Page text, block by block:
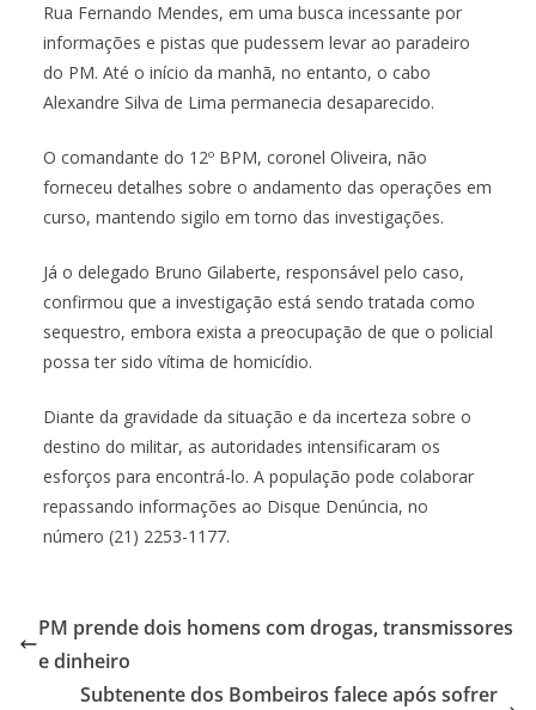
Rua Fernando Mendes, em uma busca incessante por
informações e pistas que pudessem levar ao paradeiro
do PM. Até o início da manhã, no entanto, o cabo
Alexandre Silva de Lima permanecia desaparecido.
O comandante do 12º BPM, coronel Oliveira, não
forneceu detalhes sobre o andamento das operações em
curso, mantendo sigilo em torno das investigações.
Já o delegado Bruno Gilaberte, responsável pelo caso,
confirmou que a investigação está sendo tratada como
sequestro, embora exista a preocupação de que o policial
possa ter sido vítima de homicídio.
Diante da gravidade da situação e da incerteza sobre o
destino do militar, as autoridades intensificaram os
esforços para encontrá-lo. A população pode colaborar
repassando informações ao Disque Denúncia, no
número (21) 2253-1177.
PM prende dois homens com drogas, transmissores
e dinheiro
Subtenente dos Bombeiros falece após sofrer